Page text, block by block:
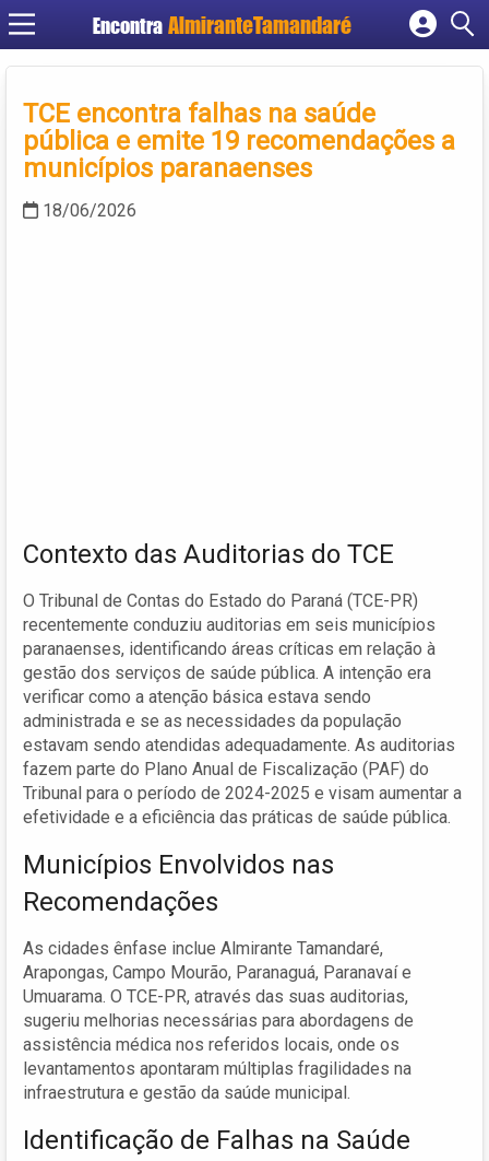
Encontra
Cadastrar empresa
Criar conta
TCE encontra falhas na saúde
pública e emite 19 recomendações a
municípios paranaenses
18/06/2026
Contexto das Auditorias do TCE
O Tribunal de Contas do Estado do Paraná (TCE-PR)
recentemente conduziu auditorias em seis municípios
paranaenses, identificando áreas críticas em relação à
gestão dos serviços de saúde pública. A intenção era
verificar como a atenção básica estava sendo
administrada e se as necessidades da população
estavam sendo atendidas adequadamente. As auditorias
fazem parte do Plano Anual de Fiscalização (PAF) do
Tribunal para o período de 2024-2025 e visam aumentar a
efetividade e a eficiência das práticas de saúde pública.
Municípios Envolvidos nas
Recomendações
As cidades ênfase inclue Almirante Tamandaré,
Arapongas, Campo Mourão, Paranaguá, Paranavaí e
Umuarama. O TCE-PR, através das suas auditorias,
sugeriu melhorias necessárias para abordagens de
assistência médica nos referidos locais, onde os
levantamentos apontaram múltiplas fragilidades na
infraestrutura e gestão da saúde municipal.
Identificação de Falhas na Saúde